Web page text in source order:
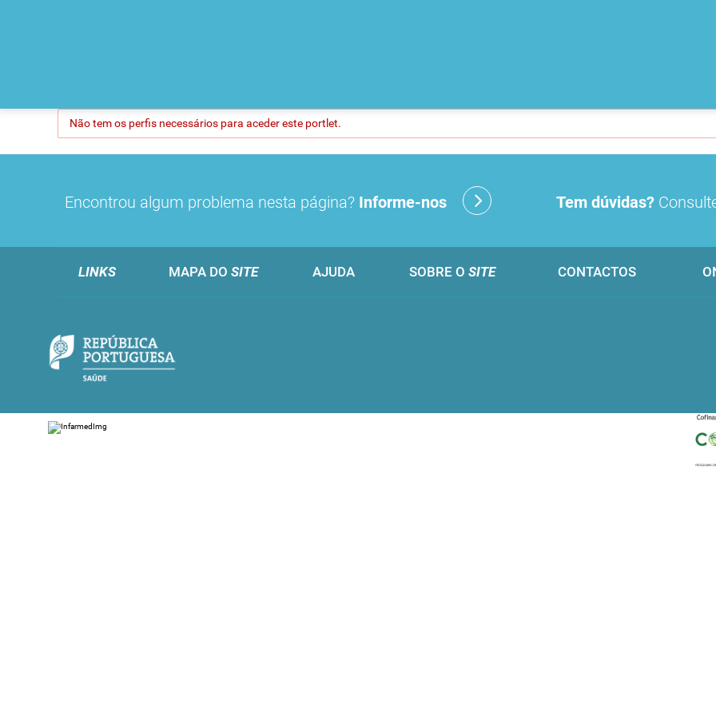
Não tem os perfis necessários para aceder este portlet.
Encontrou algum problema nesta página? Informe-nos Tem dúvidas?
LINKS MAPA DO SITE AJUDA SOBRE O SITE CONTACTOS